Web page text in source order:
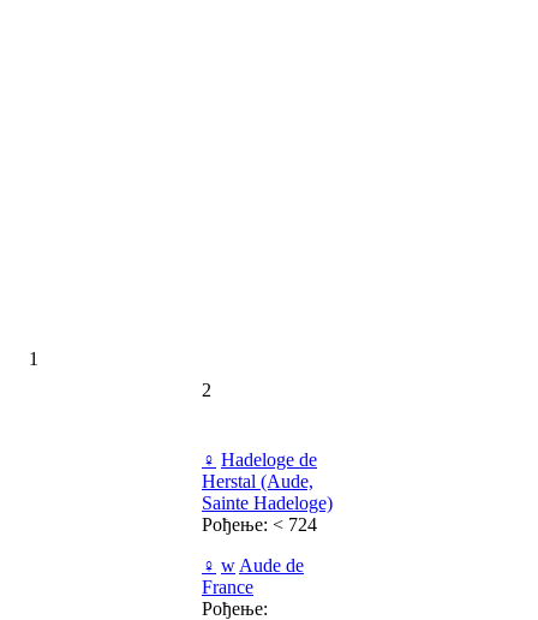
1
2
♀ Hadeloge de
Herstal (Aude,
Sainte Hadeloge)
Рођење: < 724
♀ w Aude de
France
Рођење: